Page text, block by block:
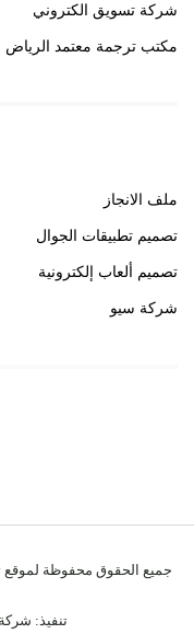
شركة تسويق الكتروني
مكتب ترجمة معتمد الرياض
ملف الانجاز
تصميم تطبيقات الجوال
تصميم ألعاب إلكترونية
شركة سيو
جميع الحقوق محفوظة لموقع
تنفيذ: